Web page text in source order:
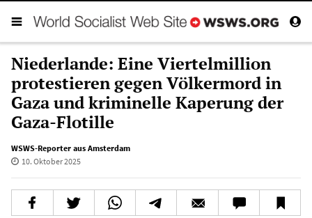
Niederlande: Eine Viertelmillion
protestieren gegen Völkermord in
Gaza und kriminelle Kaperung der
Gaza-Flotille
WSWS-Reporter aus Amsterdam
10. Oktober 2025